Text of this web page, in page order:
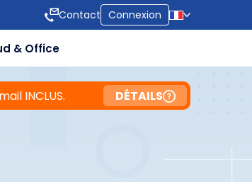
Contact Connexion
& Office
INCLUS. DÉTAILS